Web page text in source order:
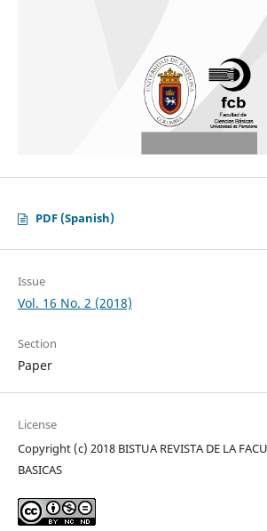
PDF (Spanish)
Issue
Vol. 16 No. 2 (2018)
Section
Paper
License
Copyright (c) 2018 BISTUA REVISTA DE LA
BASICAS